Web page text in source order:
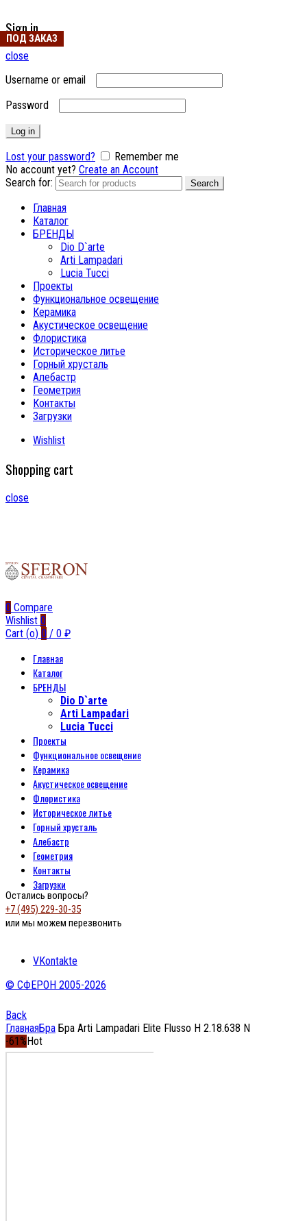
Sign in
close
Username or email
Password
Log in
Lost your password?
Remember me
No account yet? Create an Account
Search for:
Search
Главная
Каталог
БРЕНДЫ
Dio D`arte
Arti Lampadari
Lucia Tucci
Проекты
Функциональное освещение
Керамика
Акустическое освещение
Флористика
Историческое литье
Горный хрусталь
Алебастр
Геометрия
Контакты
Загрузки
Wishlist
Shopping cart
close
0 Compare
Wishlist 0
Cart (o) 0 / 0 ₽
Главная
Каталог
БРЕНДЫ
Dio D`arte
Arti Lampadari
Lucia Tucci
Проекты
Функциональное освещение
Керамика
Акустическое освещение
Флористика
Историческое литье
Горный хрусталь
Алебастр
Геометрия
Контакты
Загрузки
Остались вопросы?
+7 (495) 229-30-35
или мы можем перезвонить
VKontakte
© СФЕРОН 2005-2026
Back
ГлавнаяБра Бра Arti Lampadari Elite Flusso H 2.18.638 N
-61% Hot
ПОД ЗАКАЗ